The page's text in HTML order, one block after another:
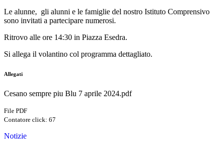
Le alunne, gli alunni e le famiglie del nostro Istituto Comprensivo
sono invitati a partecipare numerosi.
Ritrovo alle ore 14:30 in Piazza Esedra.
Si allega il volantino col programma dettagliato.
Allegati
Cesano sempre piu Blu 7 aprile 2024.pdf
File PDF
Contatore click: 67
Notizie